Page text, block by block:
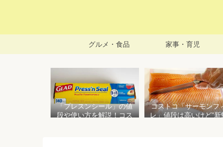
グルメ・食品 家事・育児
「プレスンシール」の値
段や使い方を解説！コス
コストコ「サーモンフ
レ」値段は高いけど”新